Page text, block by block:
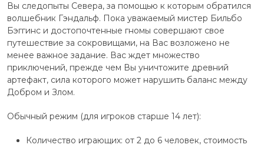
Вы следопыты Севера, за помощью к которым обратился
волшебник Гэндальф. Пока уважаемый мистер Бильбо
Бэггинс и достопочтенные гномы совершают свое
путешествие за сокровищами, на Вас возложено не
менее важное задание. Вас ждет множество
приключений, прежде чем Вы уничтожите древний
артефакт, сила которого может нарушить баланс между
Добром и Злом.
Обычный режим (для игроков старше 14 лет):
Количество играющих: от 2 до 6 человек, стоимость